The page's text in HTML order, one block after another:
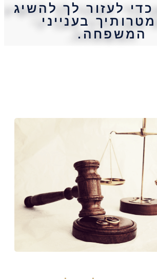
כדי לעזור לך להשיג
בענייני
המשפחה.